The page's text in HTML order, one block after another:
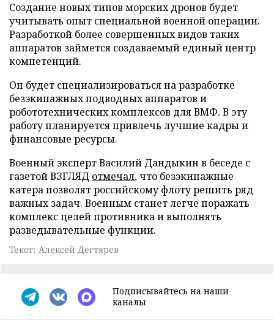
Создание новых типов морских дронов будет
учитывать опыт специальной военной операции.
Разработкой более совершенных видов таких
аппаратов займется создаваемый единый центр
компетенций.
Он будет специализироваться на разработке
безэкипажных подводных аппаратов и
робототехнических комплексов для ВМФ. В эту
работу планируется привлечь лучшие кадры и
финансовые ресурсы.
Военный эксперт Василий Дандыкин в беседе с
газетой ВЗГЛЯД отмечал, что безэкипажные
катера позволят российскому флоту решить ряд
важных задач. Военным станет легче поражать
комплекс целей противника и выполнять
разведывательные функции.
Текст: Алексей Дегтярев
Подписывайтесь на наши
каналы